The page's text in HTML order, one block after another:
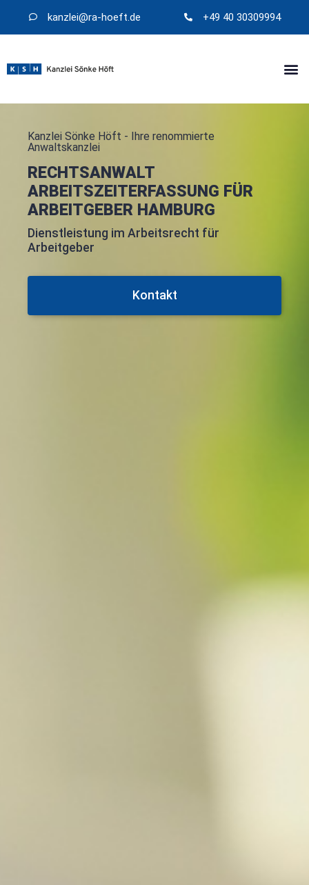
kanzlei@​ra-hoeft.de +49 40 30309994
Kanzlei Sönke Höft - Ihre renommierte
Anwaltskanzlei
RECHTSANWALT
ARBEITSZEITERFASSUNG FÜR
ARBEITGEBER HAMBURG
Dienstleistung im Arbeitsrecht für
Arbeitgeber
Kontakt